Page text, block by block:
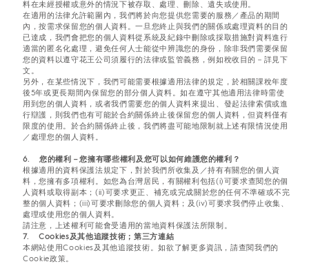
料在未經授權或意外的情況下被存取、處理、刪除、遺失或使用。
在適用的法律允許範圍內，我們將於向您提供您需要的服務／產品的期間
內，按需求保留您的個人資料。一旦您終止與我們的關係或處理資料的目的
已達成，我們會把您的個人資料從系統及紀錄中刪除或採取措施對資料進行
適當的匿名化處理，避免任何人士能從中辨識您的身份，除非我們需要保留
您的資料以遵守花王公司須履行的法律或監管義務，例如稅收目的－詳見下
文。
另外，在某些情況下，我們可能需要根據適用法律的規定，於相關課稅年度
後5年或更長期間內保留您的部分個人資料。如在遵守其他適用法律時需使
用到您的個人資料，或者我們需要您的個人資料來提出、發起法律索償或進
行辯護，則我們也有可能於合約關係終止後保留您的個人資料，但資料僅有
限度的使用。於合約關係終止後，我們將盡可能地限制就上述有限情況使用
／處理您的個人資料。
6. 您的權利－您擁有哪些權利及您可以如何維護您的權利？
根據適用的資料保護法規定下，對於我們所收集及／持有有關您的個人資
料，您擁有多項權利。如您為台灣居民，有關權利包括(i)可要求查閱您的個
人資料或取得副本；(ii)可要求更正、補充或完成關於您的任何不準確或不完
整的個人資料；(iii)可要求刪除您的個人資料；及(iv)可要求我們停止收集、
處理或使用您的個人資料。
請注意，上述權利可能會受適用的當地資料保護法所限制。
7. Cookies及其他追蹤技術；第三方連結
本網站使用Cookies及其他追蹤技術。如欲了解更多資訊，請查閱我們的
Cookie政策。